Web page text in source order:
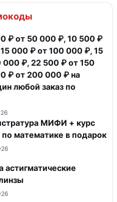
₽ от 50 000 ₽, 10 500 ₽
000 ₽ от 100 000 ₽, 15
000 ₽, 22 500 ₽ от 150
от 200 000 ₽ на
любой заказ по
МИФИ + курс
математике в подарок
астигматические